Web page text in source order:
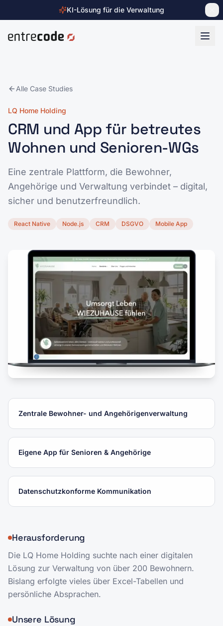
KI-Lösung für die Verwaltung
Alle Case Studies
LQ Home Holding
CRM und App für betreutes
Wohnen und Senioren-WGs
Eine zentrale Plattform, die Bewohner,
Angehörige und Verwaltung verbindet – digital,
sicher und benutzerfreundlich.
React Native Node.js CRM DSGVO Mobile App
Zentrale Bewohner- und Angehörigenverwaltung
Eigene App für Senioren & Angehörige
Datenschutzkonforme Kommunikation
Herausforderung
Die LQ Home Holding suchte nach einer digitalen
Lösung zur Verwaltung von über 200 Bewohnern.
Bislang erfolgte vieles über Excel-Tabellen und
persönliche Absprachen.
Unsere Lösung